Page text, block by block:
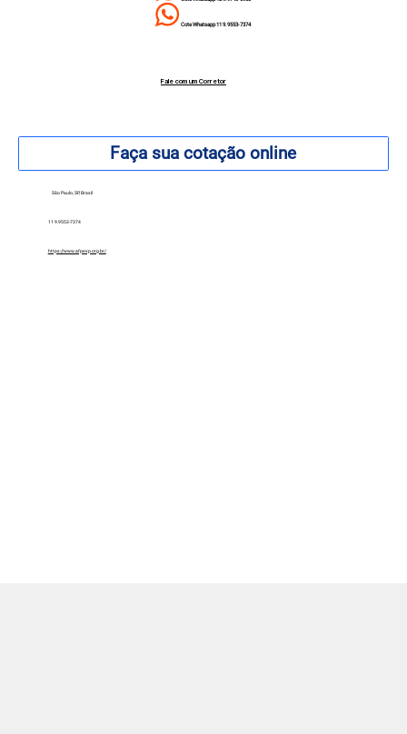
Fale com um Corretor
São Paulo, SP, Brasil
11 9.9553-7374
https://www.afpesp.org.br/
Cote Whatsapp 11 9.9553-7374
Faça sua cotação online